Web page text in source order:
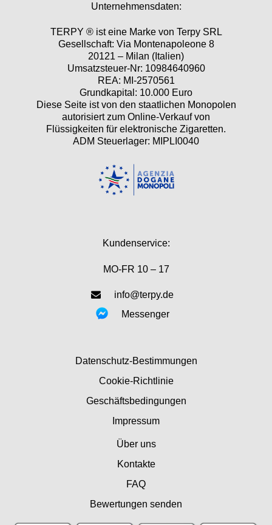
Unternehmensdaten:
TERPY ® ist eine Marke von Terpy SRL
Gesellschaft: Via Montenapoleone 8
20121 – Milan (Italien)
Umsatzsteuer-Nr: 10984640960
REA: MI-2570561
Grundkapital: 10.000 Euro
Diese Seite ist von den staatlichen Monopolen
autorisiert zum Online-Verkauf von
Flüssigkeiten für elektronische Zigaretten.
ADM Steuerlager: MIPLI0040
Kundenservice:
MO-FR 10 – 17
info@terpy.de
Messenger
Datenschutz-Bestimmungen
Cookie-Richtlinie
Geschäftsbedingungen
Impressum
Über uns
Kontakte
FAQ
Bewertungen senden